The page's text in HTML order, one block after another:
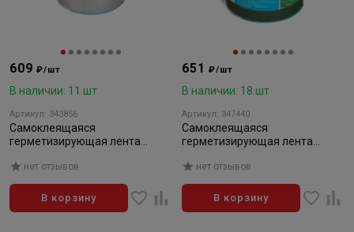
609₽/шт
В наличии: 11 шт
Артикул: 343856
Самоклеящаяся
герметизирующая лента
длина 3 м., ширина 10 см
нет отзывов
В корзину
651₽/шт
В наличии: 18 шт
Артикул: 347440
Самоклеящаяся
герметизирующая лента
длина 3м, ширина 10см
нет отзывов
В корзину